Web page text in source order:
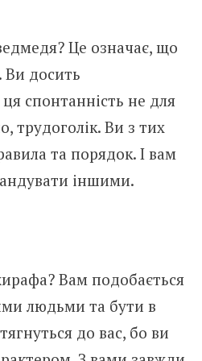
Це означає, що
Ви досить
ця спонтанність не для
трудоголік. Ви з тих
та порядок. І вам
іншими.
Вам подобається
людьми та бути в
до вас, бо ви